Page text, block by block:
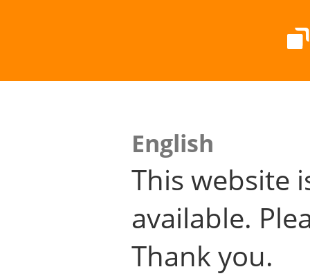
English
This website
available.
Thank you.